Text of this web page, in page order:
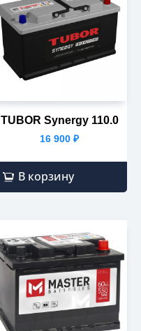
TUBOR Synergy 110.0
16 900 ₽
В корзину